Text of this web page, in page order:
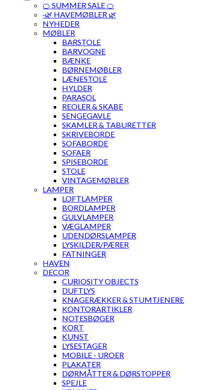
🍊 SUMMER SALE 🍊
·🌿 HAVEMØBLER 🌿
NYHEDER
MØBLER
BARSTOLE
BARVOGNE
BÆNKE
BØRNEMØBLER
LÆNESTOLE
HYLDER
PARASOL
REOLER & SKABE
SENGEGAVLE
SKAMLER & TABURETTER
SKRIVEBORDE
SOFABORDE
SOFAER
SPISEBORDE
STOLE
VINTAGEMØBLER
LAMPER
LOFTLAMPER
BORDLAMPER
GULVLAMPER
VÆGLAMPER
UDENDØRSLAMPER
LYSKILDER/PÆRER
FATNINGER
HAVEN
DECOR
CURIOSITY OBJECTS
DUFTLYS
KNAGERÆKKER & STUMTJENERE
KONTORARTIKLER
NOTESBØGER
KORT
KUNST
LYSESTAGER
MOBILE - UROER
PLAKATER
DØRMÅTTER & DØRSTOPPER
SPEJLE